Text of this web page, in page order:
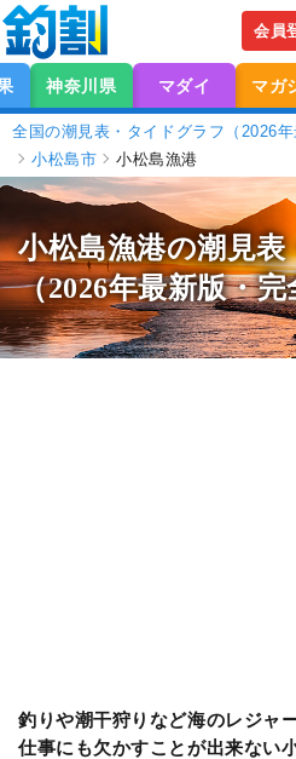
会員
神奈川県 マダイ マガ
全国の潮見表・タイドグラフ（2026年
小松島市
小松島漁港
小松島漁港の潮見表
（2026年最新版・完
釣りや潮干狩りなど海のレジャ
仕事にも欠かすことが出来ない